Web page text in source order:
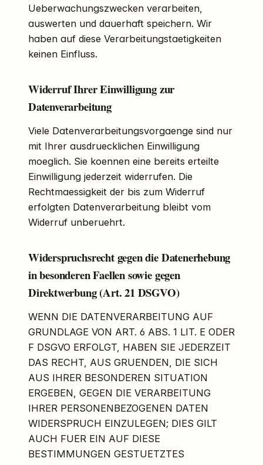
Ueberwachungszwecken verarbeiten,
auswerten und dauerhaft speichern. Wir
haben auf diese Verarbeitungstaetigkeiten
keinen Einfluss.
Widerruf Ihrer Einwilligung zur
Datenverarbeitung
Viele Datenverarbeitungsvorgaenge sind nur
mit Ihrer ausdruecklichen Einwilligung
moeglich. Sie koennen eine bereits erteilte
Einwilligung jederzeit widerrufen. Die
Rechtmaessigkeit der bis zum Widerruf
erfolgten Datenverarbeitung bleibt vom
Widerruf unberuehrt.
Widerspruchsrecht gegen die Datenerhebung
in besonderen Faellen sowie gegen
Direktwerbung (Art. 21 DSGVO)
WENN DIE DATENVERARBEITUNG AUF
GRUNDLAGE VON ART. 6 ABS. 1 LIT. E ODER
F DSGVO ERFOLGT, HABEN SIE JEDERZEIT
DAS RECHT, AUS GRUENDEN, DIE SICH
AUS IHRER BESONDEREN SITUATION
ERGEBEN, GEGEN DIE VERARBEITUNG
IHRER PERSONENBEZOGENEN DATEN
WIDERSPRUCH EINZULEGEN; DIES GILT
AUCH FUER EIN AUF DIESE
BESTIMMUNGEN GESTUETZTES